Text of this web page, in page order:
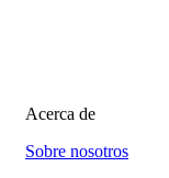
Acerca de
Sobre nosotros